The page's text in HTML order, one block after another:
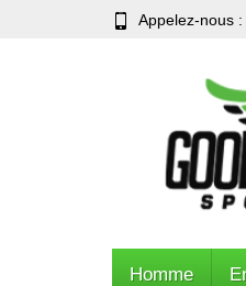
Appelez-nous :
Homme